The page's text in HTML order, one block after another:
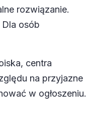
rozwiązanie.
osób
centra
na przyjazne
w ogłoszeniu.